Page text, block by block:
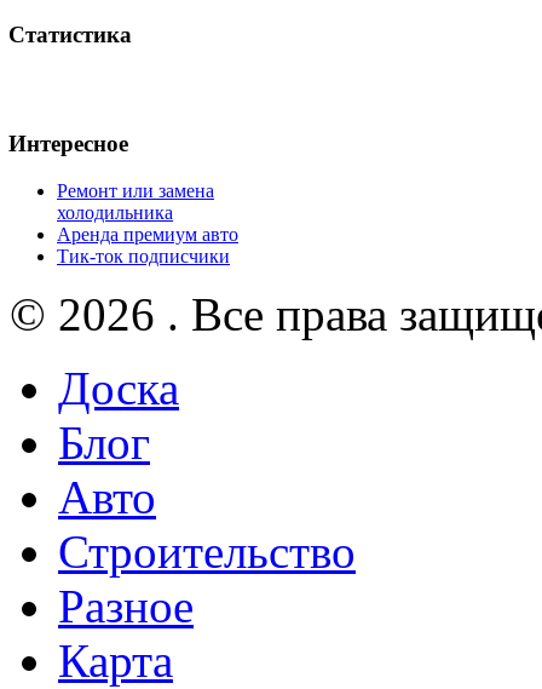
Статистика
Интересное
Ремонт или замена
холодильника
Аренда премиум авто
Тик-ток подписчики
© 2026 . Все права
Доска
Блог
Авто
Строительство
Разное
Карта